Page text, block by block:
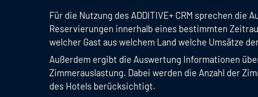
Für die Nutzung des ADDITIVE+ CRM sprechen
Reservierungen innerhalb eines bestimmten
welcher Gast aus welchem Land welche Umsätze
Außerdem ergibt die Auswertung Informationen
Zimmerauslastung. Dabei werden die Anzahl der
des Hotels berücksichtigt.